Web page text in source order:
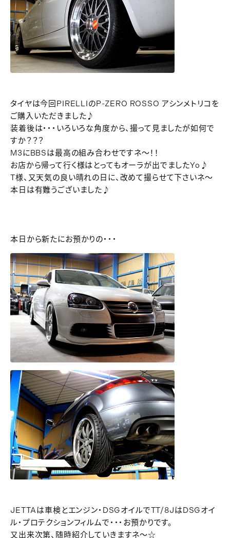
タイヤは今回PIRELLIのP-ZERO ROSSO アシンメトリコを
ご購入いただきました♪
装着後は・・・いろいろな角度から、撮って見ましたが如何で
すか？？？
M3にBBSは最高の組み合わせですネ～！！
お店から帰って行く様はとってもオーラが出でましたYo♪
T様、又天気の良い晴れの日に、改めて撮らせて下さいネ～
本日は有難うございました♪
本日から新たにお預かりの・・・
JETTAは車検とエンジン・DSGオイルでTT/8JはDSGオイ
ル・プロテクションフィルムで・・・お預かりです。
又出来次第、随時紹介していきますネ～☆